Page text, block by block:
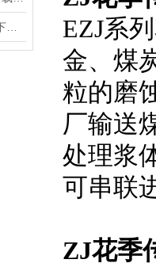
EZJ系
金、
粒的磨蚀
厂输送
处理浆
可串联进
ZJ花季